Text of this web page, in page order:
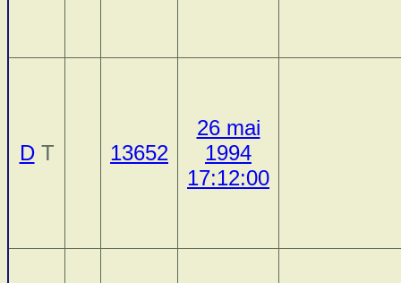
DT 13652
26 mai
1994
17:12:00